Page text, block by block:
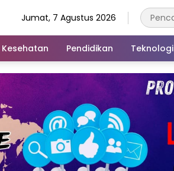
Jumat, 7 Agustus 2026
Kesehatan Pendidikan Teknologi